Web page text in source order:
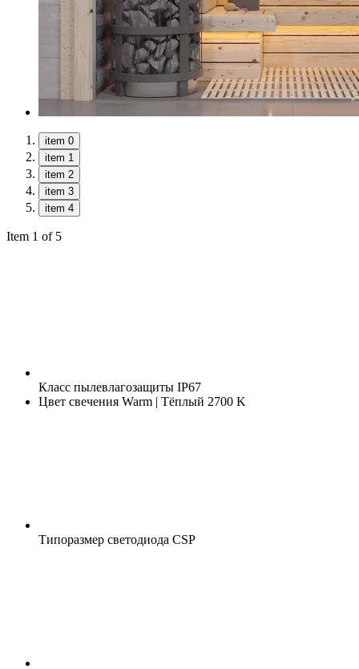
item 0
item 1
item 2
item 3
item 4
Item 1 of 5
Класс пылевлагозащиты IP67
Цвет свечения Warm | Тёплый 2700 K
Типоразмер светодиода CSP